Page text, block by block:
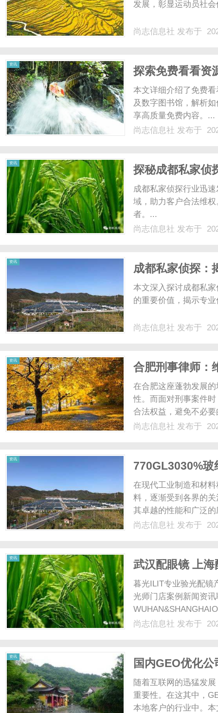
发展，彰显运动员社
尚志信息社 发布于
资讯
探索免费看看资
本文详细介绍了免费
及数字图书馆，解析
享高质量免费内容。...
尚志信息社 发布于
资讯
探秘成都私家侦
成都私家侦探行业迅
域，助力客户合法维
者。...
尚志信息社 发布于
资讯
成都私家侦探：
本文深入探讨成都私
的重要价值，揭示专
尚志信息社 发布于
资讯
合肥刑事律师：
在合肥这座蓬勃发展
性。而面对刑事案件
合法权益，避免不必
用、选择标准以及如
尚志信息社 发布于
资讯
770GL3030%玻
在现代工业制造和材
料，逐渐受到各界的
其卓越的性能和广泛
讨770GL3030%玻纤
尚志信息社 发布于
资讯
武汉配眼镜 上海
暮光ILIT专业验光配镜
光师门店案例新闻资
配镜的写字楼眼镜店
尚志信息社 发布于
资讯
国内GEO优化
排名提升
随着互联网的迅猛发
重要性。在这其中，
本地客户的行业中。